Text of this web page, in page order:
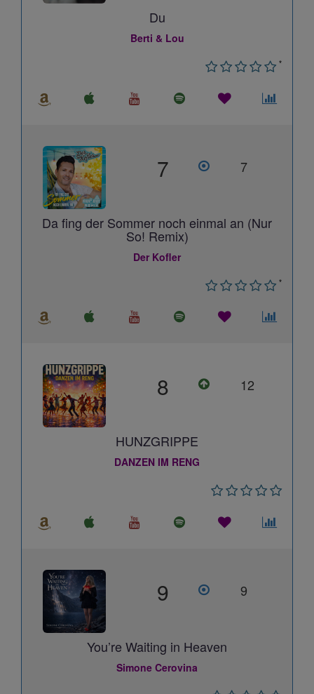
Du
Berti & Lou
*
7 7
Da fing der Sommer noch einmal an (Nur
So! Remix)
Der Kofler
*
8 12
HUNZGRIPPE
DANZEN IM RENG
9 9
You’re Waiting in Heaven
Simone Cerovina